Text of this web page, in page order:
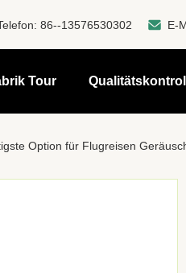
86--13576530302 E-
Tour
Option für Flugreisen